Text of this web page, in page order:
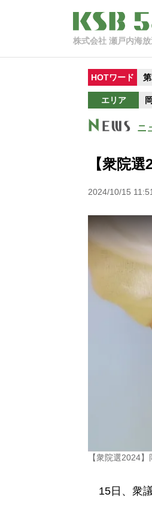
株式会社 瀬戸内海放
HOTワード
エリア
ニ
【衆院
2024/10/15 11:51
【衆院選2024
15日、衆